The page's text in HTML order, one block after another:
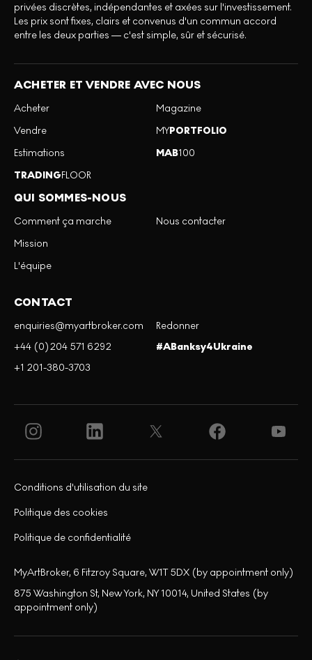
privées discrètes, indépendantes et axées sur l'investissement.
Les prix sont fixes, clairs et convenus d'un commun accord
entre les deux parties — c'est simple, sûr et sécurisé.
ACHETER ET VENDRE AVEC NOUS
Acheter
Vendre
Estimations
TRADINGFLOOR
Magazine
MYPORTFOLIO
MAB100
QUI SOMMES-NOUS
Comment ça marche
Mission
L'équipe
Nous contacter
CONTACT
enquiries@myartbroker.com
+44 (0)204 571 6292
+1 201-380-3703
Redonner
#ABanksy4Ukraine
Politique de confidentialité
Politique des cookies
Conditions d'utilisation du site
MyArtBroker, 6 Fitzroy Square, W1T 5DX (by appointment only)
875 Washington St, New York, NY 10014, United States (by
appointment only)